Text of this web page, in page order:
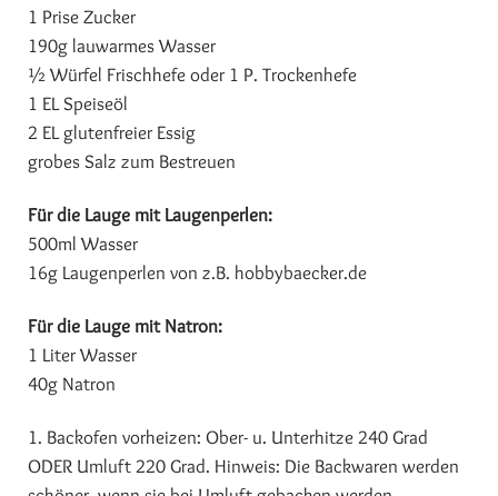
1 Prise Zucker
190g lauwarmes Wasser
½ Würfel Frischhefe oder 1 P. Trockenhefe
1 EL Speiseöl
2 EL glutenfreier Essig
grobes Salz zum Bestreuen
Für die Lauge mit Laugenperlen:
500ml Wasser
16g Laugenperlen von z.B. hobbybaecker.de
Für die Lauge mit Natron:
1 Liter Wasser
40g Natron
1. Backofen vorheizen: Ober- u. Unterhitze 240 Grad
ODER Umluft 220 Grad. Hinweis: Die Backwaren werden